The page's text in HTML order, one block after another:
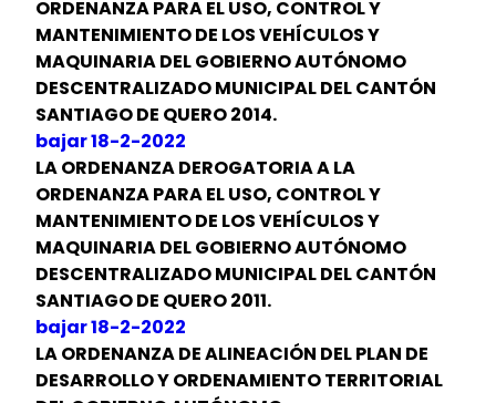
ORDENANZA PARA EL USO, CONTROL Y
MANTENIMIENTO DE LOS VEHÍCULOS Y
MAQUINARIA DEL GOBIERNO AUTÓNOMO
DESCENTRALIZADO MUNICIPAL DEL CANTÓN
SANTIAGO DE QUERO 2014.
bajar 18-2-2022
LA ORDENANZA DEROGATORIA A LA
ORDENANZA PARA EL USO, CONTROL Y
MANTENIMIENTO DE LOS VEHÍCULOS Y
MAQUINARIA DEL GOBIERNO AUTÓNOMO
DESCENTRALIZADO MUNICIPAL DEL CANTÓN
SANTIAGO DE QUERO 2011.
bajar 18-2-2022
LA ORDENANZA DE ALINEACIÓN DEL PLAN DE
DESARROLLO Y ORDENAMIENTO TERRITORIAL